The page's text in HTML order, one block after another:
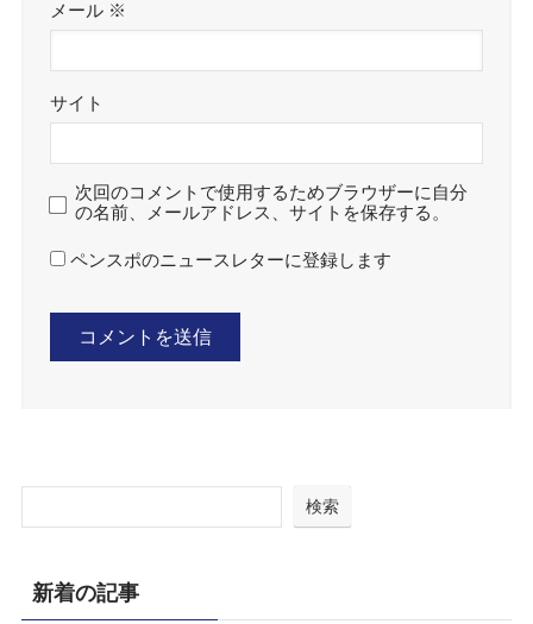
メール ※
サイト
次回のコメントで使用するためブラウザーに自分
の名前、メールアドレス、サイトを保存する。
ペンスポのニュースレターに登録します
検索
新着の記事